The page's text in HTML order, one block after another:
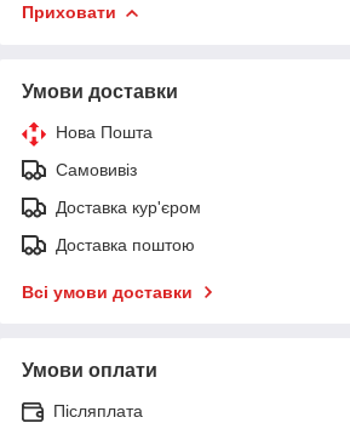
Приховати
Умови доставки
Нова Пошта
Самовивіз
Доставка кур'єром
Доставка поштою
Всі умови доставки
Умови оплати
Післяплата